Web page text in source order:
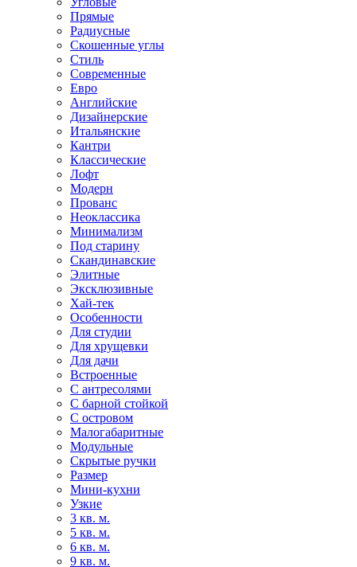
Прямые
Радиусные
Скошенные углы
Стиль
Современные
Евро
Английские
Дизайнерские
Итальянские
Кантри
Классические
Лофт
Модерн
Прованс
Неоклассика
Минимализм
Под старину
Скандинавские
Элитные
Эксклюзивные
Хай-тек
Особенности
Для студии
Для хрущевки
Для дачи
Встроенные
С антресолями
С барной стойкой
С островом
Малогабаритные
Модульные
Скрытые ручки
Размер
Мини-кухни
Узкие
3 кв. м.
5 кв. м.
6 кв. м.
9 кв. м.